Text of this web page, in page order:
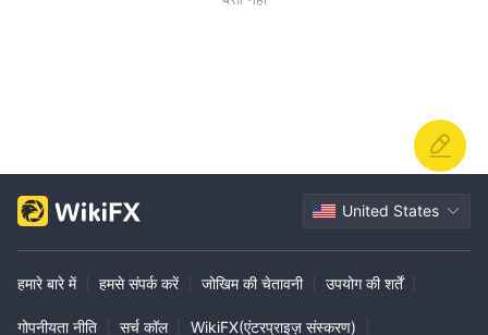
United States
हमारे बारे में हमसे संपर्क करें जोखिम की चेतावनी उपयोग की शर्तें
गोपनीयता नीति सर्च कॉल WikiFX(एंटरप्राइज़ संस्करण)